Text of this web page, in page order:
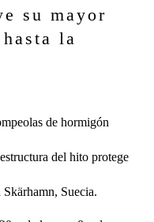
su mayor
la
de hormigón
del hito protege
Suecia.